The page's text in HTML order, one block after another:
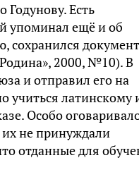
Годунову. Есть
упоминал ещё и об
сохранился документ
2000, №10). В
и отправил его на
учиться латинскому
Особо
их не принуждали
отданные для